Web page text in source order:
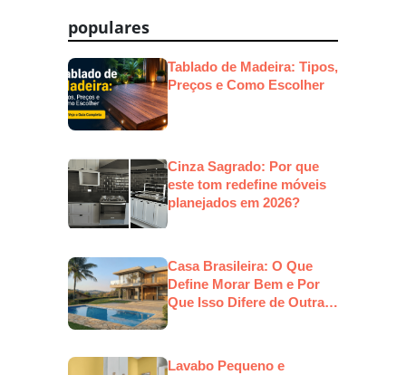
Post
populares
Tablado de Madeira: Tipos,
Preços e Como Escolher
Cinza Sagrado: Por que
este tom redefine móveis
planejados em 2026?
Casa Brasileira: O Que
Define Morar Bem e Por
Que Isso Difere de Outras
Lavabo Pequeno e